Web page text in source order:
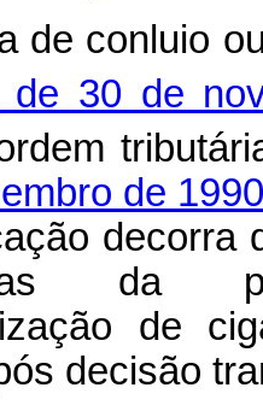
de conluio
de 30 de
de
decorra
da
de
decisão